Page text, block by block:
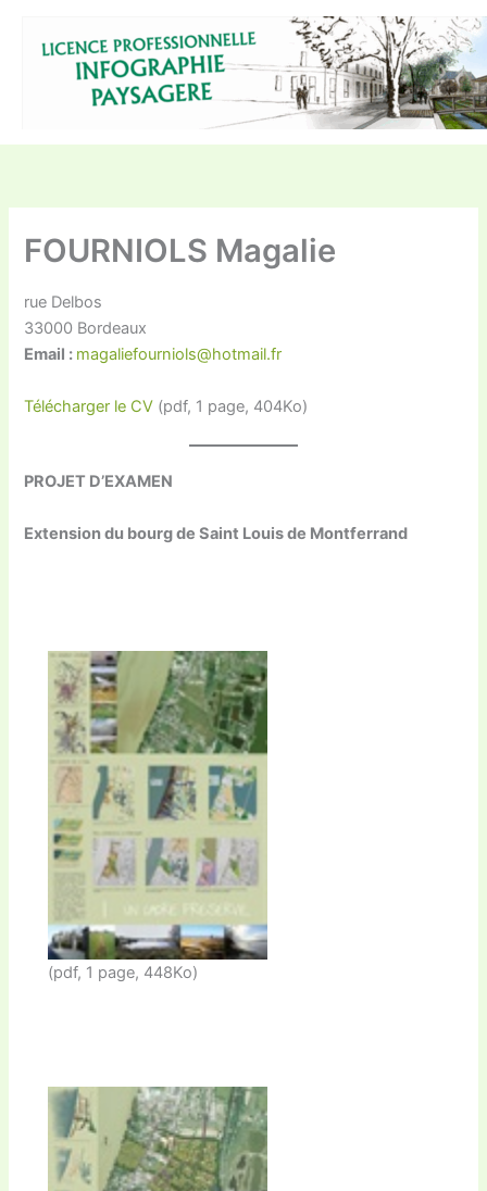
FOURNIOLS Magalie
rue Delbos
33000 Bordeaux
Email : magaliefourniols@hotmail.fr
Télécharger le CV (pdf, 1 page, 404Ko)
PROJET D’EXAMEN
Extension du bourg de Saint Louis de Montferrand
(pdf, 1 page, 448Ko)